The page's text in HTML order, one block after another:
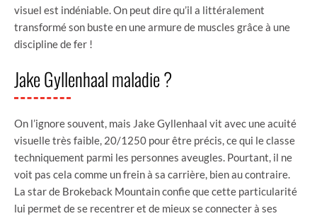
visuel est indéniable. On peut dire qu’il a littéralement
transformé son buste en une armure de muscles grâce à une
discipline de fer !
Jake Gyllenhaal maladie ?
On l’ignore souvent, mais Jake Gyllenhaal vit avec une acuité
visuelle très faible, 20/1250 pour être précis, ce qui le classe
techniquement parmi les personnes aveugles. Pourtant, il ne
voit pas cela comme un frein à sa carrière, bien au contraire.
La star de Brokeback Mountain confie que cette particularité
lui permet de se recentrer et de mieux se connecter à ses